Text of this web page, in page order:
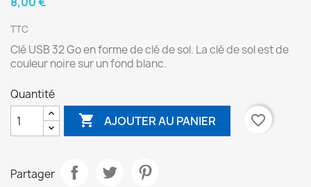
TTC
Clé USB 32 Go en forme de clé de sol. La clé de sol est de
couleur noire sur un fond blanc.
Quantité
 AJOUTER AU PANIER favorite_border
Partager